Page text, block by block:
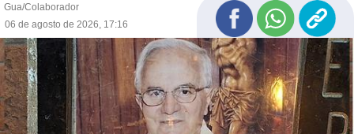
Gua/Colaborador
06 de agosto de 2026, 17:16